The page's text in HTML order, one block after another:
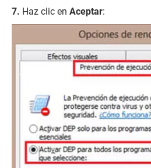
Haz clic en Aceptar: